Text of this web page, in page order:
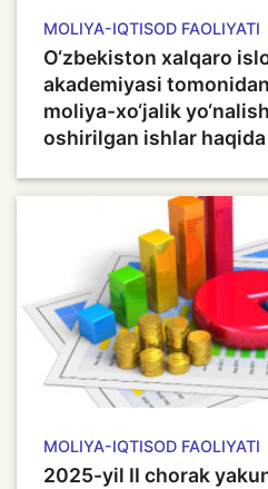
MOLIYA-IQTISOD FAOLIYATI
O‘zbekiston xalqaro
akademiyasi
moliya-xo‘jalik
oshirilgan ishlar haqida
MOLIYA-IQTISOD FAOLIYATI
2025-yil II chorak